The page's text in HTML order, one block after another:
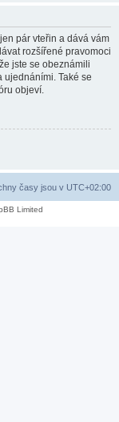
pár vteřin a dává vám
rozšířené pravomoci
jste se obeznámili
ujednáními. Také se
objeví.
časy jsou v UTC+02:00
Limited